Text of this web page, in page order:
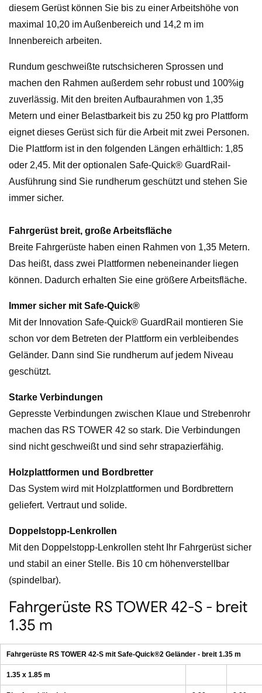
m
Arbeitshöhe
diesem Gerüst können Sie bis zu einer Arbeitshöhe von
maximal 10,20 im Außenbereich und 14,2 m im
Innenbereich arbeiten.
Rundum geschweißte rutschsicheren Sprossen und
machen den Rahmen außerdem sehr robust und 100%ig
zuverlässig. Mit den breiten Aufbaurahmen von 1,35
Metern und einer Belastbarkeit bis zu 250 kg pro Plattform
eignet dieses Gerüst sich für die Arbeit mit zwei Personen.
Die Plattform ist in den folgenden Längen erhältlich: 1,85
oder 2,45. Mit der optionalen Safe-Quick® GuardRail-
Ausführung sind Sie rundherum geschützt und stehen Sie
immer sicher.
Fahrgerüst breit, große Arbeitsfläche
Breite Fahrgerüste haben einen Rahmen von 1,35 Metern.
Das heißt, dass zwei Plattformen nebeneinander liegen
können. Dadurch erhalten Sie eine größere Arbeitsfläche.
Immer sicher mit Safe-Quick®
Mit der Innovation Safe-Quick® GuardRail montieren Sie
schon vor dem Betreten der Plattform ein verbleibendes
Geländer. Dann sind Sie rundherum auf jedem Niveau
geschützt.
Starke Verbindungen
Gepresste Verbindungen zwischen Klaue und Strebenrohr
machen das RS TOWER 42 so stark. Die Verbindungen
sind nicht geschweißt und sind sehr strapazierfähig.
Holzplattformen und Bordbretter
Das System wird mit Holzplattformen und Bordbrettern
geliefert. Vertraut und solide.
Doppelstopp-Lenkrollen
Mit den Doppelstopp-Lenkrollen steht Ihr Fahrgerüst sicher
und stabil an einer Stelle. Bis 10 cm höhenverstellbar
(spindelbar).
Fahrgerüste RS TOWER 42-S - breit
1.35 m
Fahrgerüste RS TOWER 42-S mit Safe-Quick®2 Geländer - breit 1.35 m
1.35 x 1.85 m